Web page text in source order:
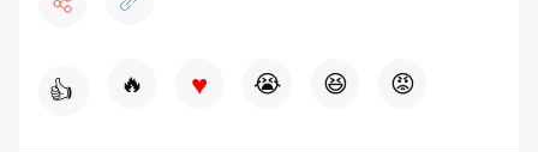
👍 🔥 ♥ 😭 😆 😡